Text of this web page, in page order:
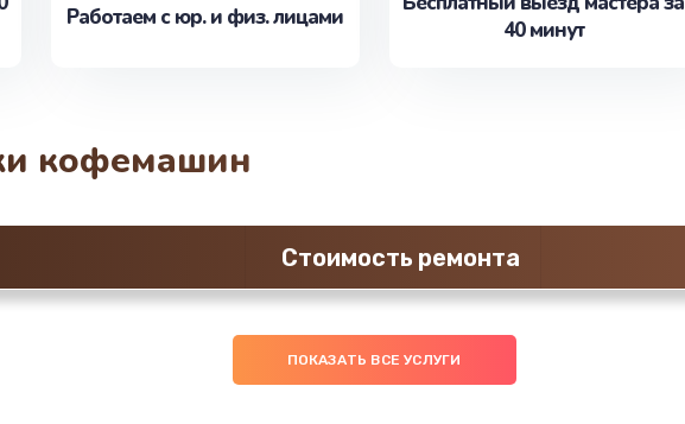
Работаем с юр. и физ. лицами
40 минут
кофемашин
Стоимость ремонта
ПОКАЗАТЬ ВСЕ УСЛУГИ